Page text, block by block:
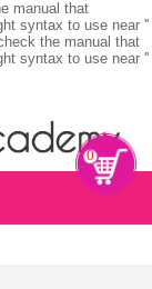
manual that
syntax to use near ''
the manual that
syntax to use near ''
0